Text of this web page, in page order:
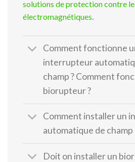
solutions de protection contre
électromagnétiques
Comment fonctionne
interrupteur
champ ? Comment
biorupteur ?
Comment installer un
automatique de champ
Doit on installer un